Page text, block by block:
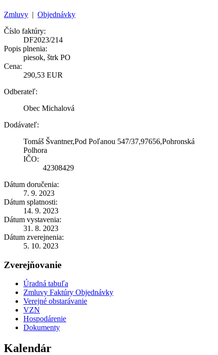
Zmluvy | Objednávky
Číslo faktúry:
DF2023/214
Popis plnenia:
piesok, štrk PO
Cena:
290,53 EUR
Odberateľ:
Obec Michalová
Dodávateľ:
Tomáš Švantner,Pod Poľanou 547/37,97656,Pohronská
Polhora
IČO:
42308429
Dátum doručenia:
7. 9. 2023
Dátum splatnosti:
14. 9. 2023
Dátum vystavenia:
31. 8. 2023
Dátum zverejnenia:
5. 10. 2023
Zverejňovanie
Úradná tabuľa
Zmluvy Faktúry Objednávky
Verejné obstarávanie
VZN
Hospodárenie
Dokumenty
Kalendár